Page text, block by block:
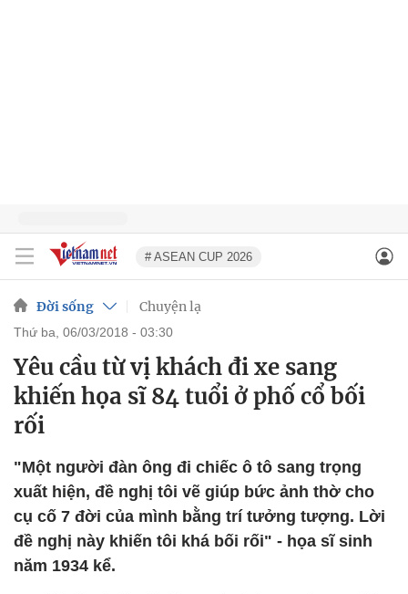
# ASEAN CUP 2026
Đời sống Chuyện lạ
thứ ba, 06/03/2018 - 03:30
Yêu cầu từ vị khách đi xe sang
khiến họa sĩ 84 tuổi ở phố cổ bối
rối
"Một người đàn ông đi chiếc ô tô sang trọng
xuất hiện, đề nghị tôi vẽ giúp bức ảnh thờ cho
cụ cố 7 đời của mình bằng trí tưởng tượng. Lời
đề nghị này khiến tôi khá bối rối" - họa sĩ sinh
năm 1934 kể.